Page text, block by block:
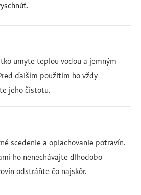
umyte teplou vodou a jemným
ďalším použitím ho vždy
jeho čistotu.
scedenie a oplachovanie potravín.
ho nenechávajte dlhodobo
odstráňte čo najskôr.